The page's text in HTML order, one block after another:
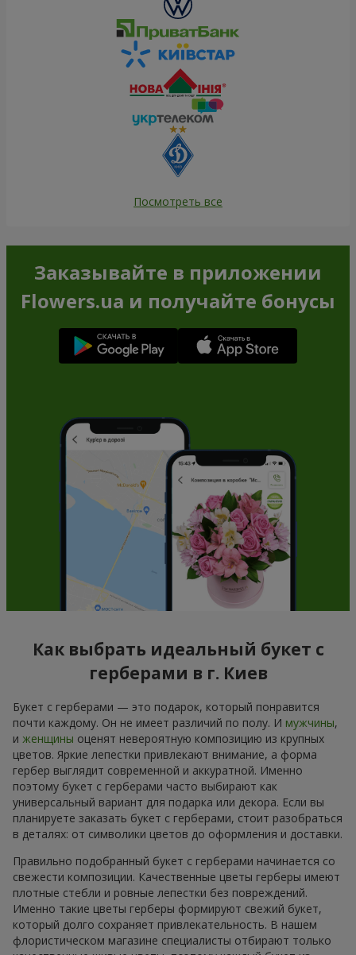
Посмотреть все
Заказывайте в приложении
Flowers.ua и получайте бонусы
Как выбрать идеальный букет с
герберами в г. Киев
Букет с герберами — это подарок, который понравится
почти каждому. Он не имеет различий по полу. И мужчины,
и женщины оценят невероятную композицию из крупных
цветов. Яркие лепестки привлекают внимание, а форма
гербер выглядит современной и аккуратной. Именно
поэтому букет с герберами часто выбирают как
универсальный вариант для подарка или декора. Если вы
планируете заказать букет с герберами, стоит разобраться
в деталях: от символики цветов до оформления и доставки.
Правильно подобранный букет с герберами начинается со
свежести композиции. Качественные цветы герберы имеют
плотные стебли и ровные лепестки без повреждений.
Именно такие цветы герберы формируют свежий букет,
который долго сохраняет привлекательность. В нашем
флористическом магазине специалисты отбирают только